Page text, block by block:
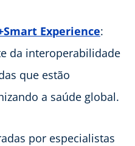
Experience:
da interoperabilidade
que estão
a saúde global.
por especialistas